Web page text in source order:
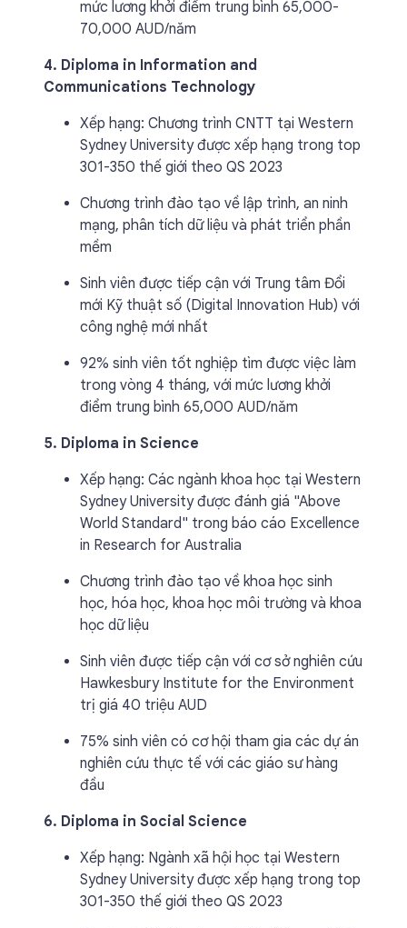
mức lương khởi điểm trung bình 65,000-
70,000 AUD/năm
4. Diploma in Information and
Communications Technology
Xếp hạng: Chương trình CNTT tại Western
Sydney University được xếp hạng trong top
301-350 thế giới theo QS 2023
Chương trình đào tạo về lập trình, an ninh
mạng, phân tích dữ liệu và phát triển phần
mềm
Sinh viên được tiếp cận với Trung tâm Đổi
mới Kỹ thuật số (Digital Innovation Hub) với
công nghệ mới nhất
92% sinh viên tốt nghiệp tìm được việc làm
trong vòng 4 tháng, với mức lương khởi
điểm trung bình 65,000 AUD/năm
5. Diploma in Science
Xếp hạng: Các ngành khoa học tại Western
Sydney University được đánh giá "Above
World Standard" trong báo cáo Excellence
in Research for Australia
Chương trình đào tạo về khoa học sinh
học, hóa học, khoa học môi trường và khoa
học dữ liệu
Sinh viên được tiếp cận với cơ sở nghiên cứu
Hawkesbury Institute for the Environment
trị giá 40 triệu AUD
75% sinh viên có cơ hội tham gia các dự án
nghiên cứu thực tế với các giáo sư hàng
đầu
6. Diploma in Social Science
Xếp hạng: Ngành xã hội học tại Western
Sydney University được xếp hạng trong top
301-350 thế giới theo QS 2023